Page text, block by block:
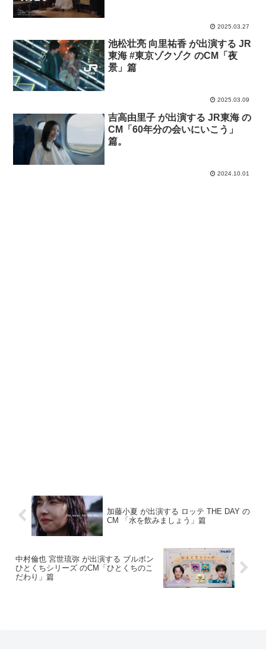
2025.03.27
池松壮亮 向里祐香 が出演する JR
東海 #東京ゾクゾク のCM「夜
景」篇
2025.03.09
吉高由里子 が出演する JR東海 の
CM「60年分の会いにいこう」
篇。
2024.10.01
加藤小夏 が出演する ロッテ THE DAY の
CM 「水を飲みましょう」篇
中村倫也 宮世琉弥 が出演する ブルボン
ひとくちシリーズ のCM「ひとくちのこ
だわり」篇